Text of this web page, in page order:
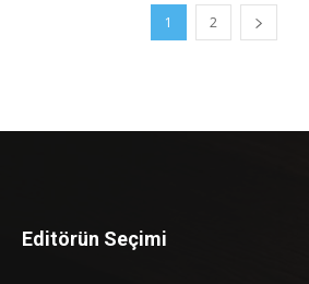
1 2
Editörün Seçimi